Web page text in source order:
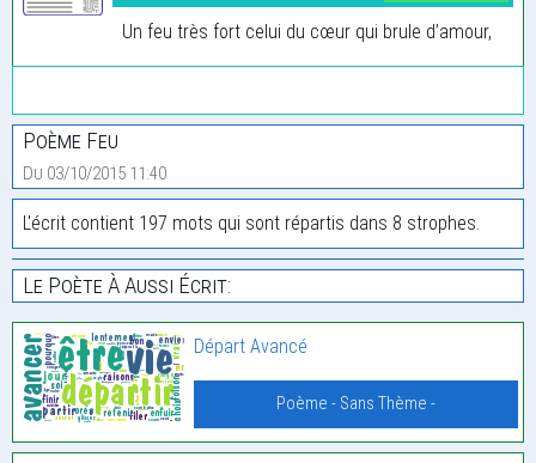
Un feu très fort celui du cœur qui brule d’amour,
Poème Feu
Du 03/10/2015 11:40
L'écrit contient 197 mots qui sont répartis dans 8 strophes.
Le Poète À Aussi Écrit:
Départ Avancé
Poème - Sans Thème -